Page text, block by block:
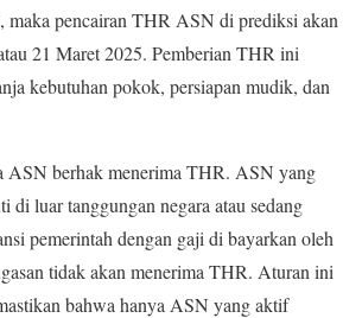
maka pencairan THR ASN di prediksi akan
21 Maret 2025. Pemberian THR ini
kebutuhan pokok, persiapan mudik, dan
ASN berhak menerima THR. ASN yang
di luar tanggungan negara atau sedang
pemerintah dengan gaji di bayarkan oleh
tidak akan menerima THR. Aturan ini
bahwa hanya ASN yang aktif